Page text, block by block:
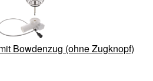
Bowdenzug (ohne Zugknopf)